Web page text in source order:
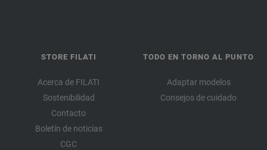
STORE FILATI
Acerca de FILATI
Sostenibilidad
Contacto
Boletín de noticias
CGC
TODO EN TORNO AL PUNTO
Adaptar modelos
Consejos de cuidado